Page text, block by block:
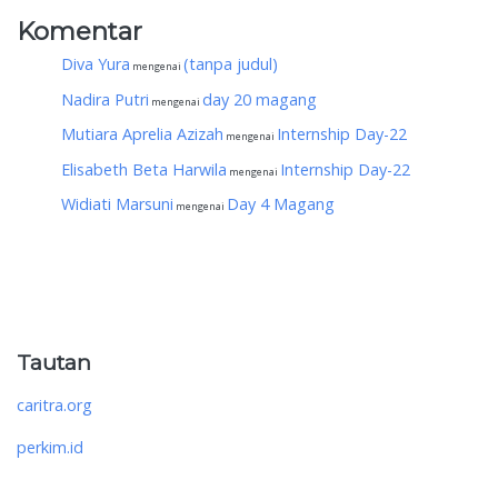
Komentar
Diva Yura mengenai (tanpa judul)
Nadira Putri mengenai day 20 magang
Mutiara Aprelia Azizah mengenai Internship Day-22
Elisabeth Beta Harwila mengenai Internship Day-22
Widiati Marsuni mengenai Day 4 Magang
Tautan
caritra.org
perkim.id